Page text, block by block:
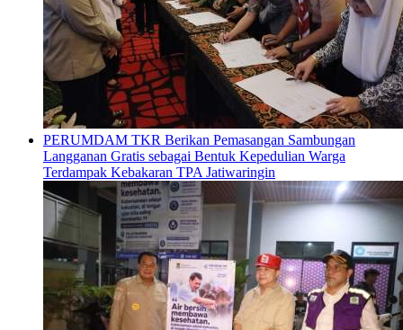
PERUMDAM TKR Berikan Pemasangan Sambungan
Langganan Gratis sebagai Bentuk Kepedulian Warga
Terdampak Kebakaran TPA Jatiwaringin